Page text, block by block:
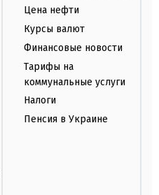
Цена нефти
Курсы валют
Финансовые новости
Тарифы на
коммунальные услуги
Налоги
Пенсия в Украине